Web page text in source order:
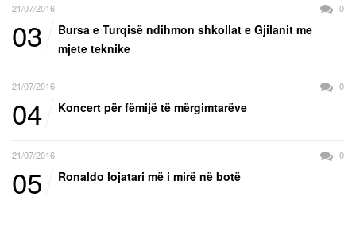
21/07/2016 0
03
Bursa e Turqisë ndihmon shkollat e Gjilanit me
mjete teknike
21/07/2016 0
04 Koncert për fëmijë të mërgimtarëve
21/07/2016 0
05 Ronaldo lojatari më i mirë në botë